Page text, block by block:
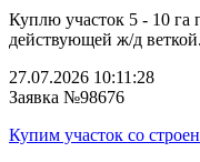
Куплю участок 5 - 10 га
действующей ж/д
27.07.2026 10:11:28
Заявка №98676
Купим участок со